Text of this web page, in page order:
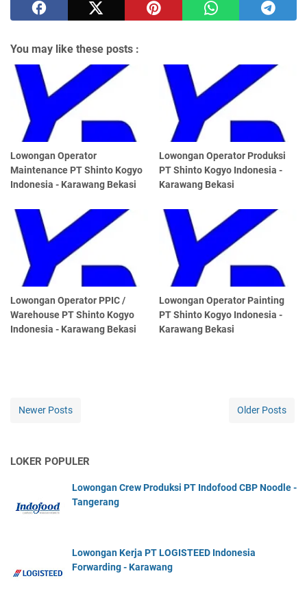
You may like these posts :
Lowongan Operator
Maintenance PT Shinto Kogyo
Indonesia - Karawang Bekasi
Lowongan Operator Produksi
PT Shinto Kogyo Indonesia -
Karawang Bekasi
Lowongan Operator PPIC /
Warehouse PT Shinto Kogyo
Indonesia - Karawang Bekasi
Lowongan Operator Painting
PT Shinto Kogyo Indonesia -
Karawang Bekasi
Newer Posts Older Posts
LOKER POPULER
Lowongan Crew Produksi PT Indofood CBP Noodle -
Tangerang
Lowongan Kerja PT LOGISTEED Indonesia
Forwarding - Karawang